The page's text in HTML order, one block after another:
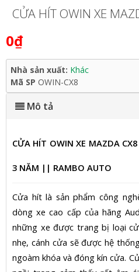
CỬA HÍT OWIN XE
0₫
Nhà sản xuất: Khác
Mã SP OWIN-CX8
Mô tả
CỬA HÍT OWIN XE MAZDA
3 NĂM || RAMBO AUTO
Cửa hít là sản phẩm công
dòng xe cao cấp của hãng
những xe được trang bị loại
nhẹ, cánh cửa sẽ được hệ
ngoàm khóa và đóng kín cửa.